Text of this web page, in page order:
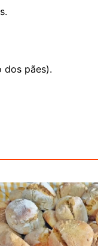
dos pães).